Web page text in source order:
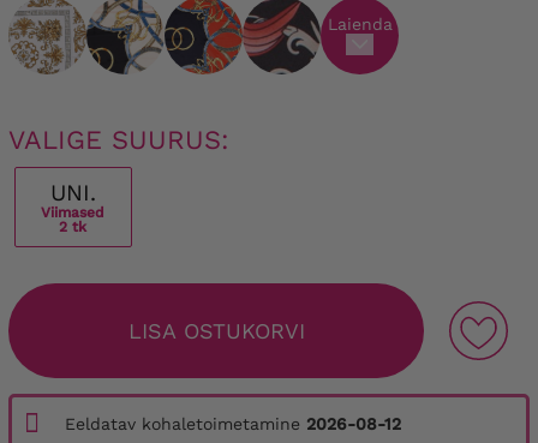
Laienda
VALIGE SUURUS:
UNI.
Viimased
2 tk
LISA OSTUKORVI
Eeldatav kohaletoimetamine 2026-08-12